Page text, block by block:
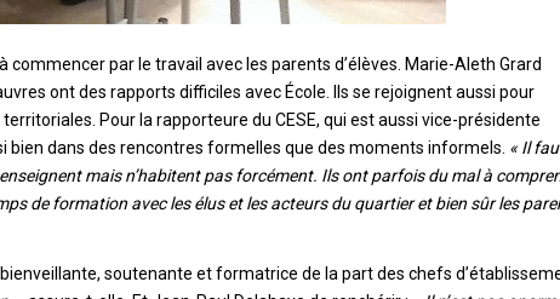
par le travail avec les parents d’élèves. Marie-Aleth Grard
ont des rapports difficiles avec École. Ils se rejoignent aussi pour
Pour la rapporteure du CESE, qui est aussi vice-présidente
bien dans des rencontres formelles que des moments informels. « Il
mais n’habitent pas forcément. Ils ont parfois du mal à
de formation avec les élus et les acteurs du quartier et bien sûr les
soutenante et formatrice de la part des chefs